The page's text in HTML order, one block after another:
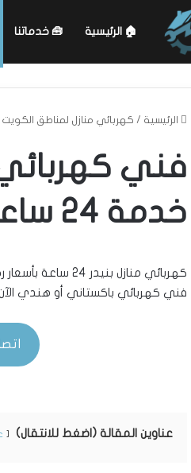
🏠 الرئيسية 🧰 خدماتنا
الرئيسية / كهربائي منازل لمناطق الكويت
خدمة 24 ساعة بأسعار رخيصة وكفالة
كهربائي منازل
فني كهربائي باكستاني أو هندي
اتصال
عناوين المقالة (اضغط للانتقال)